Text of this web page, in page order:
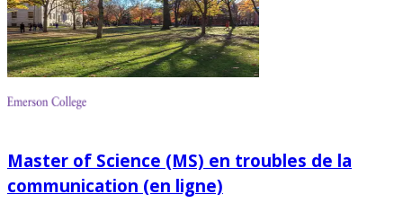
Master of Science (MS) en troubles de la
communication (en ligne)